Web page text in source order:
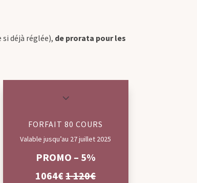
si déjà réglée), de prorata pour les
3
FORFAIT 80 COURS
Valable jusqu’au 27 juillet 2025
PROMO – 5%
1064€1 120€